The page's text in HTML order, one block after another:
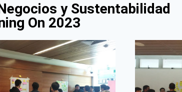
y Sustentabilidad
On 2023